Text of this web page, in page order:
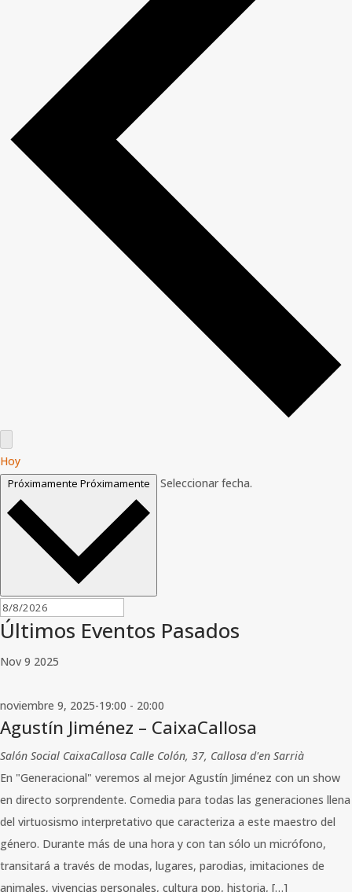
Hoy
Próximamente Próximamente Seleccionar fecha.
Últimos Eventos Pasados
Nov 9 2025
noviembre 9, 2025-19:00 - 20:00
Agustín Jiménez – CaixaCallosa
Salón Social CaixaCallosa Calle Colón, 37, Callosa d'en Sarrià
En "Generacional" veremos al mejor Agustín Jiménez con un show
en directo sorprendente. Comedia para todas las generaciones llena
del virtuosismo interpretativo que caracteriza a este maestro del
género. Durante más de una hora y con tan sólo un micrófono,
transitará a través de modas, lugares, parodias, imitaciones de
animales, vivencias personales, cultura pop, historia, […]